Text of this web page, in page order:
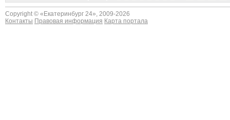
Copyright © « Екатеринбург 24», 2009-2026
Контакты Правовая информация Карта портала